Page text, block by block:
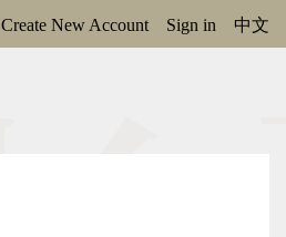
Create New Account Sign in 中文